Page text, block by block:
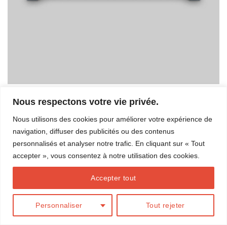
Nous respectons votre vie privée.
Nous utilisons des cookies pour améliorer votre expérience de
navigation, diffuser des publicités ou des contenus
personnalisés et analyser notre trafic. En cliquant sur « Tout
accepter », vous consentez à notre utilisation des cookies.
Personnaliser Tout rejeter
Accepter tout
Les commentaires et les rétroliens sont actuellement fermés.
←Précédent
Suivant→
Copyright 2026 ©
Marilou Thériault